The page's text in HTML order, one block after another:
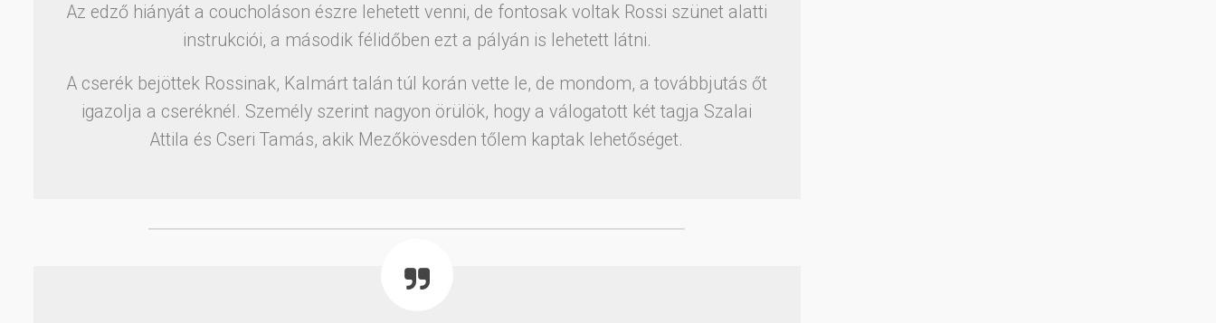
Az edző hiányát a coucholáson észre lehetett venni, de fontosak voltak Rossi szünet alatti
instrukciói, a második félidőben ezt a pályán is lehetett látni.
A cserék bejöttek Rossinak, Kalmárt talán túl korán vette le, de mondom, a továbbjutás őt
igazolja a cseréknél. Személy szerint nagyon örülök, hogy a válogatott két tagja Szalai
Attila és Cseri Tamás, akik Mezőkövesden tőlem kaptak lehetőséget.